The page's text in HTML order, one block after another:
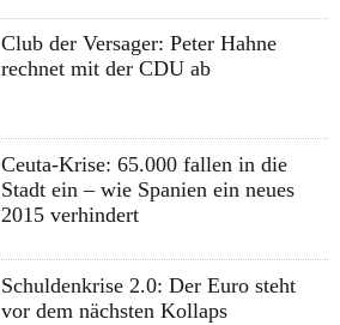
Club der Versager: Peter Hahne
rechnet mit der CDU ab
Ceuta-Krise: 65.000 fallen in die
Stadt ein – wie Spanien ein neues
2015 verhindert
Schuldenkrise 2.0: Der Euro steht
vor dem nächsten Kollaps